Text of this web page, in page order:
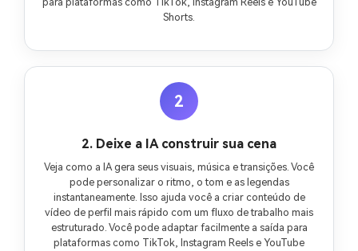
Shorts.
2
2. Deixe a IA construir sua cena
Veja como a IA gera seus visuais, música e transições. Você
pode personalizar o ritmo, o tom e as legendas
instantaneamente. Isso ajuda você a criar conteúdo de
vídeo de perfil mais rápido com um fluxo de trabalho mais
estruturado. Você pode adaptar facilmente a saída para
plataformas como TikTok, Instagram Reels e YouTube